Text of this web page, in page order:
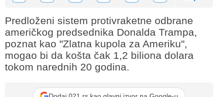
Predloženi sistem protivraketne odbrane
američkog predsednika Donalda Trampa,
poznat kao "Zlatna kupola za Ameriku",
mogao bi da košta čak 1,2 biliona dolara
tokom narednih 20 godina.